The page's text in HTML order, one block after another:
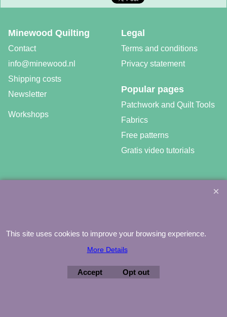
Legal
Terms and conditions
Privacy statement
Minewood Quilting
Contact
info@minewood.nl
Shipping costs
Newsletter
Popular pages
Patchwork and Quilt Tools
Fabrics
Free patterns
Gratis video tutorials
Workshops
To create online store ShopFactory eCommerce software was used.
This site uses cookies to improve your browsing experience.
More Details
Accept Opt out